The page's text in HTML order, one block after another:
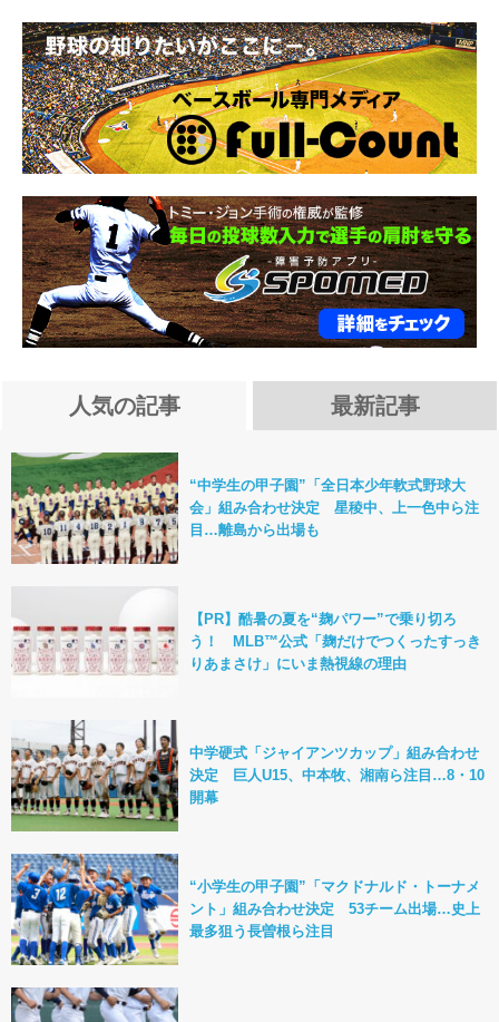
人気の記事 最新記事
“中学生の甲子園”「全日本少年軟式野球大
会」組み合わせ決定 星稜中、上一色中ら注
目…離島から出場も
【PR】酷暑の夏を“麹パワー”で乗り切ろ
う！ MLB™公式「麹だけでつくったすっき
りあまさけ」にいま熱視線の理由
中学硬式「ジャイアンツカップ」組み合わせ
決定 巨人U15、中本牧、湘南ら注目…8・10
開幕
“小学生の甲子園”「マクドナルド・トーナメ
ント」組み合わせ決定 53チーム出場…史上
最多狙う長曽根ら注目